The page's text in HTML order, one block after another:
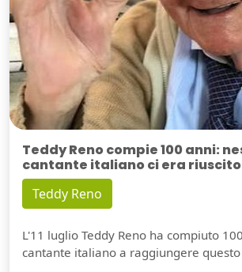
Teddy Reno compie 100 anni:
cantante italiano ci era
Teddy Reno
L'11 luglio Teddy Reno ha compiuto
cantante italiano a raggiungere